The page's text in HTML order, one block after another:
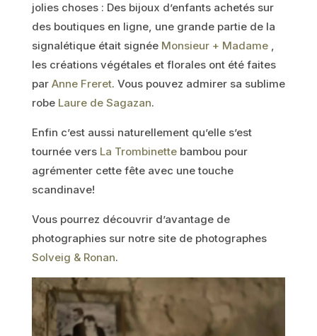
jolies choses : Des bijoux d’enfants achetés sur
des boutiques en ligne, une grande partie de la
signalétique était signée Monsieur + Madame ,
les créations végétales et florales ont été faites
par Anne Freret. Vous pouvez admirer sa sublime
robe Laure de Sagazan.
Enfin c’est aussi naturellement qu’elle s’est
tournée vers La Trombinettebambou pour
agrémenter cette fête avec une touche
scandinave!
Vous pourrez découvrir d’avantage de
photographies sur notre site de photographes
Solveig & Ronan.